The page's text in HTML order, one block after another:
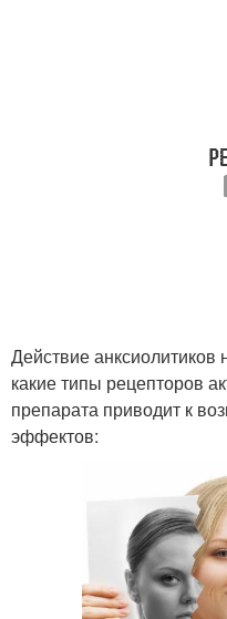
Действие анксиолитиков
какие типы рецепторов
препарата приводит к
эффектов: